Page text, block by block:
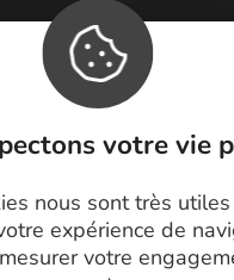
votre vie
nous sont très
expérience de
votre
Foire aux questions
Brochures